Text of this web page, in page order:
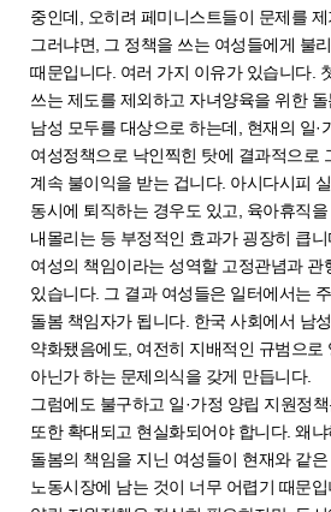
중인데, 오히려 페미니스트들이 문제를
그러냐면, 그 정책을 쓰는 여성들에게 불
때문입니다. 여러 가지 이유가 있습니다.
쓰는 제도를 제외하고 자녀양육을 위한
남성 모두를 대상으로 하는데, 현재의 일·
여성정책으로 낙인찍힌 탓에 결과적으로
계속 불이익을 받는 겁니다. 아시다시피
동시에 퇴직하는 경우도 있고, 육아휴직
내몰리는 등 부정적인 효과가 굉장히 큽
여성의 책임이라는 성역할 고정관념과 관
있습니다. 그 결과 여성들은 일터에서는
돌봄 책임자가 됩니다. 한국 사회에서 남
약화됐음에도, 여전히 지배적인 규범으로
아닌가 하는 문제의식을 갖게 만듭니다.
그럼에도 불구하고 일·가정 양립 지원정
또한 확대되고 현실화되어야 합니다. 왜
돌봄의 책임을 지닌 여성들이 현재와 같
노동시장에 남는 것이 너무 어렵기 때문